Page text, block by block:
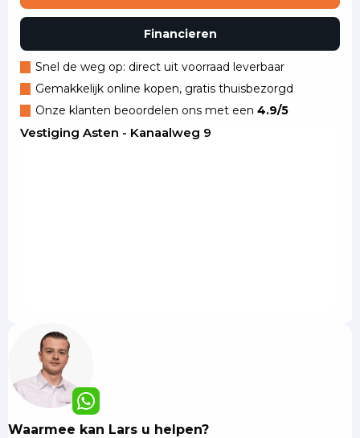
Financieren
Snel de weg op: direct uit voorraad leverbaar
Gemakkelijk online kopen, gratis thuisbezorgd
Onze klanten beoordelen ons met een 4.9/5
Vestiging Asten - Kanaalweg 9
Waarmee kan Lars u helpen?